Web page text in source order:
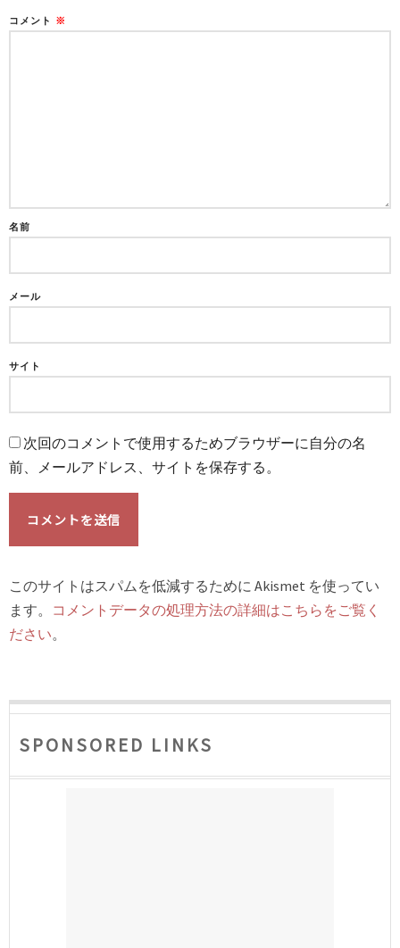
コメント ※
名前
メール
サイト
次回のコメントで使用するためブラウザーに自分の名
前、メールアドレス、サイトを保存する。
このサイトはスパムを低減するために Akismet を使ってい
ます。 コメントデータの処理方法の詳細はこちらをご覧く
ださい。
SPONSORED LINKS